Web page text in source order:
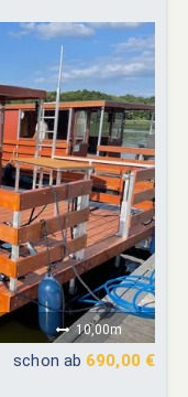
10,00m
schon ab 690,00 €